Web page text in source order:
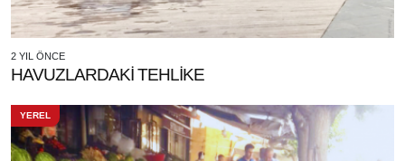
2 YIL ÖNCE
HAVUZLARDAKİ TEHLİKE
YEREL